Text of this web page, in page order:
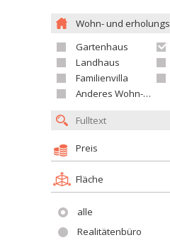
Wohn- und
Gartenhaus
Landhaus
Familienvilla
Anderes Wohn- oder Ferienobjekt
Preis
Fläche
alle
Realitätenbüro